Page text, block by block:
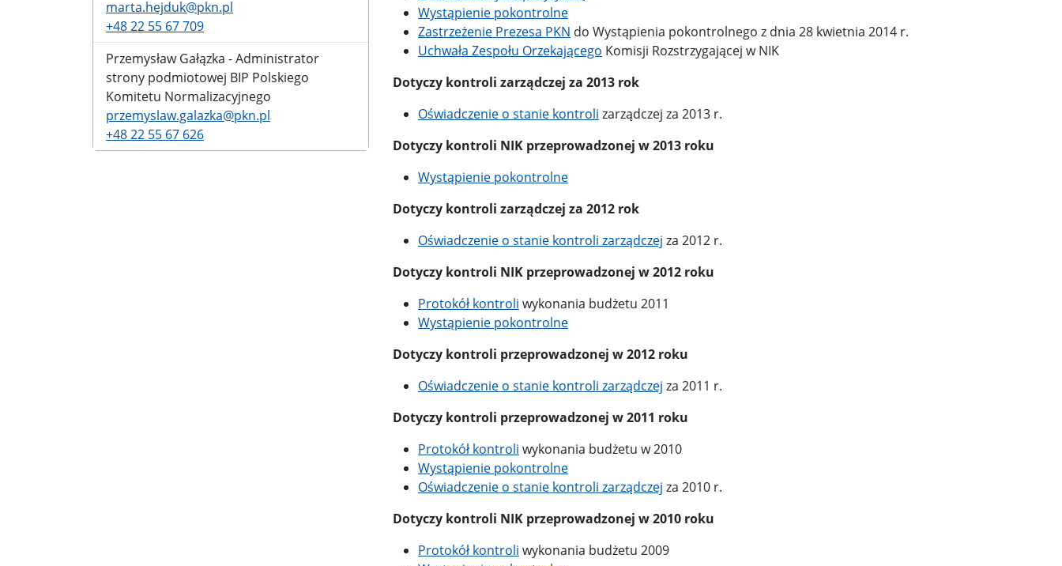
marta.hejduk@pkn.pl
+48 22 55 67 709
Przemysław Gałązka - Administrator
strony podmiotowej BIP Polskiego
Komitetu Normalizacyjnego
przemyslaw.galazka@pkn.pl
+48 22 55 67 626
Wystąpienie pokontrolne
Zastrzeżenie Prezesa PKN do Wystąpienia pokontrolnego z dnia 28 kwietnia 2014 r.
Uchwała Zespołu Orzekającego Komisji Rozstrzygającej w NIK
Dotyczy kontroli zarządczej za 2013 rok
Oświadczenie o stanie kontroli zarządczej za 2013 r.
Dotyczy kontroli NIK przeprowadzonej w 2013 roku
Wystąpienie pokontrolne
Dotyczy kontroli zarządczej za 2012 rok
Oświadczenie o stanie kontroli zarządczej za 2012 r.
Dotyczy kontroli NIK przeprowadzonej w 2012 roku
Protokół kontroli wykonania budżetu 2011
Wystąpienie pokontrolne
Dotyczy kontroli przeprowadzonej w 2012 roku
Oświadczenie o stanie kontroli zarządczej za 2011 r.
Dotyczy kontroli przeprowadzonej w 2011 roku
Protokół kontroli wykonania budżetu w 2010
Wystąpienie pokontrolne
Oświadczenie o stanie kontroli zarządczej za 2010 r.
Dotyczy kontroli NIK przeprowadzonej w 2010 roku
Protokół kontroli wykonania budżetu 2009